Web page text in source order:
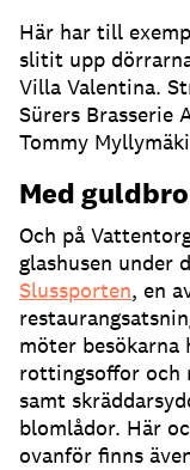
Här har till
slitit upp
Villa Valentina.
Sürers Brasserie
Tommy
Med
Och på
glashusen under
Slussporten, en
möter besökarna
rottingsoffor och
samt
blomlådor. Här
ovanför finns